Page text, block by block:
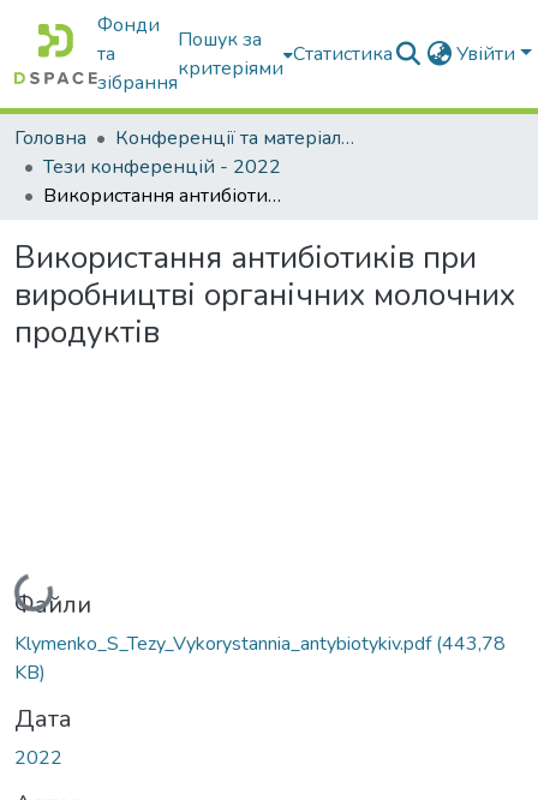
Фонди
та
зібрання
Пошук за
критеріями
Статистика Увійти
Головна
Конференції та матеріали конференцій
Тези конференцій - 2022
Використання антибіотиків при виробництві органічних молочних продуктів
Використання антибіотиків при
виробництві органічних молочних
продуктів
Вантажиться...
Файли
Klymenko_S_Tezy_Vykorystannia_antybiotykiv.pdf(443,78
KB)
Дата
2022